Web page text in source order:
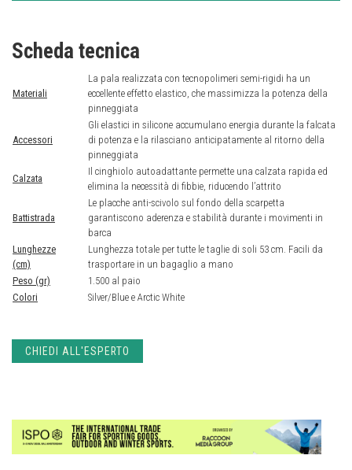
Scheda tecnica
Materiali
La pala realizzata con tecnopolimeri semi-rigidi ha un
eccellente effetto elastico, che massimizza la potenza della
pinneggiata
Accessori
Gli elastici in silicone accumulano energia durante la falcata
di potenza e la rilasciano anticipatamente al ritorno della
pinneggiata
Calzata
Il cinghiolo autoadattante permette una calzata rapida ed
elimina la necessità di fibbie, riducendo l’attrito
Battistrada
Le placche anti-scivolo sul fondo della scarpetta
garantiscono aderenza e stabilità durante i movimenti in
barca
Lunghezze
(cm)
Lunghezza totale per tutte le taglie di soli 53 cm. Facili da
trasportare in un bagaglio a mano
Peso (gr)
1.500 al paio
Colori
Silver/Blue e Arctic White
CHIEDI ALL'ESPERTO